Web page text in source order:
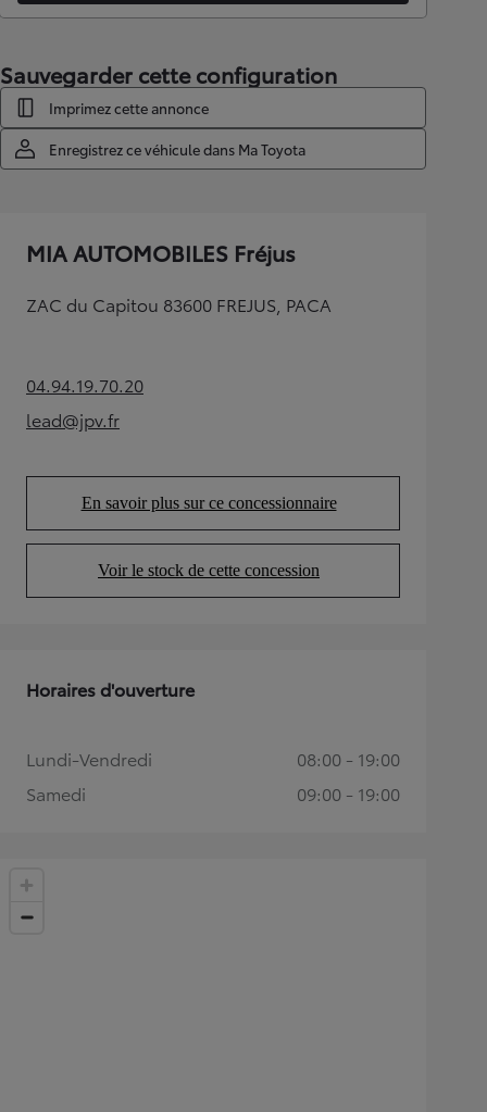
Sauvegarder cette configuration
Imprimez cette annonce
Enregistrez ce véhicule dans Ma Toyota
MIA AUTOMOBILES Fréjus
ZAC du Capitou 83600 FREJUS, PACA
04.94.19.70.20(Opens in new tab)
lead@jpv.fr(Opens in new tab)
En savoir plus sur ce concessionnaire
(Opens in new tab)
Voir le stock de cette concession
(Opens in new tab)
Horaires d'ouverture
Lundi-Vendredi
08:00 - 19:00
Samedi
09:00 - 19:00